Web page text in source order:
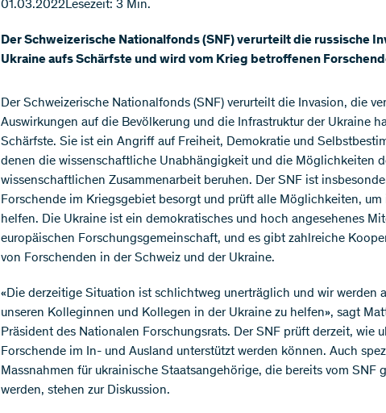
01.03.2022Lesezeit: 3 Min.
Der Schweizerische Nationalfonds (SNF) verurteilt die russische
Ukraine aufs Schärfste und wird vom Krieg betroffenen
Der Schweizerische Nationalfonds (SNF) verurteilt die Invasion, die
Auswirkungen auf die Bevölkerung und die Infrastruktur der Ukraine
Schärfste. Sie ist ein Angriff auf Freiheit, Demokratie und
denen die wissenschaftliche Unabhängigkeit und die Möglichkeiten
wissenschaftlichen Zusammenarbeit beruhen. Der SNF ist
Forschende im Kriegsgebiet besorgt und prüft alle Möglichkeiten, um
helfen. Die Ukraine ist ein demokratisches und hoch angesehenes
europäischen Forschungsgemeinschaft, und es gibt zahlreiche
von Forschenden in der Schweiz und der Ukraine.
«Die derzeitige Situation ist schlichtweg unerträglich und wir werden
unseren Kolleginnen und Kollegen in der Ukraine zu helfen», sagt
Präsident des Nationalen Forschungsrats. Der SNF prüft derzeit, wie
Forschende im In- und Ausland unterstützt werden können. Auch
Massnahmen für ukrainische Staatsangehörige, die bereits vom SNF
werden, stehen zur Diskussion.